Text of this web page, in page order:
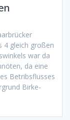
4 gleich großen
war da
da eine
Betribsflusses
Birke-